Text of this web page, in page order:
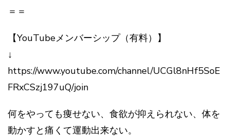
＝＝
【YouTubeメンバーシップ（有料）】
↓
https://www.youtube.com/channel/UCGl8nHf5SoE
FRxCSzj197uQ/join
何をやっても痩せない、食欲が抑えられない、体を
動かすと痛くて運動出来ない。